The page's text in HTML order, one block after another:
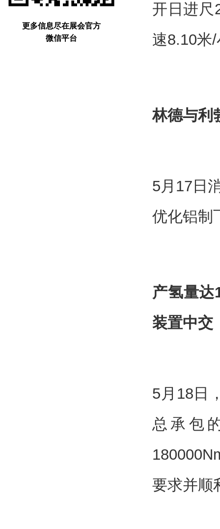
更多信息尽在展会官方
微信平台
开日进尺
速8.10米
林德与利
5月17日
优化铝制
产氢量达
装置中交
5月18日
总承包
要求并顺